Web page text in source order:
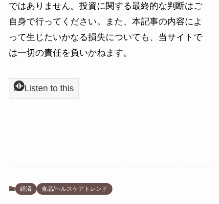
ではありません。投資に関する最終的な判断はご
自身で行ってください。また、本記事の内容によ
って生じたいかなる損失についても、当サイトで
は一切の責任を負いかねます。
Listen to this
経済 食品/ヘルスケアトレンド